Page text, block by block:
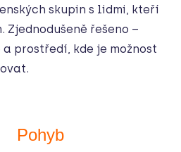
skupin s lidmi, kteří
Zjednodušeně řešeno –
prostředí, kde je možnost
Pohyb